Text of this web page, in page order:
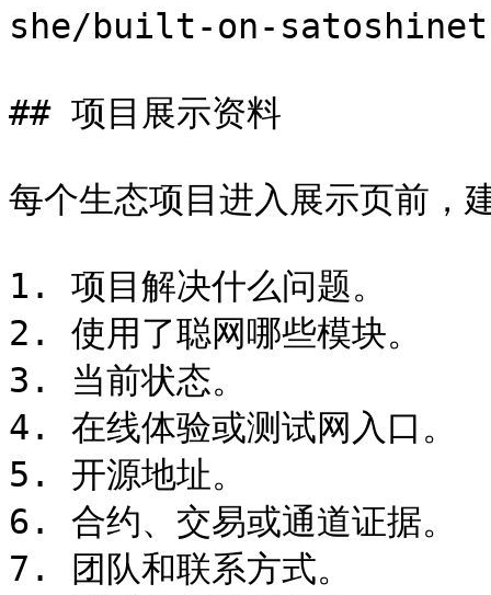
she/built-on-
## 项目展示资料
每个生态项目进入展示页前，
1. 项目解决什么问题。
2. 使用了聪网哪些模块。
3. 当前状态。
4. 在线体验或测试网入口。
5. 开源地址。
6. 合约、交易或通道证据。
7. 团队和联系方式。